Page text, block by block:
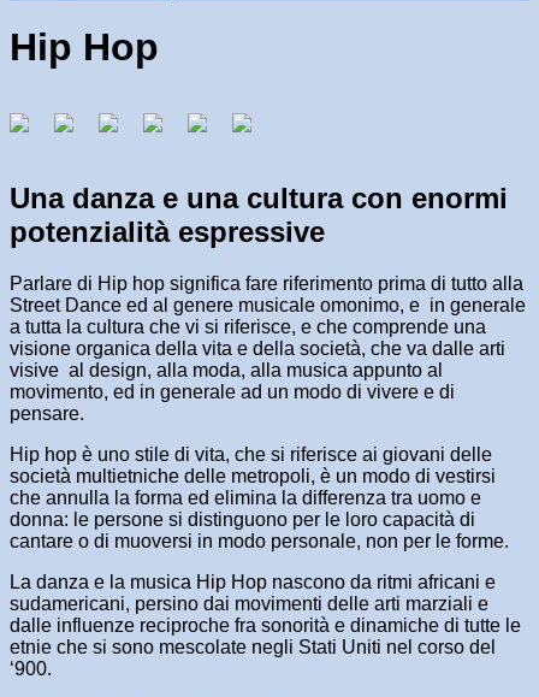
Hip Hop
Una danza e una cultura con enormi
potenzialità espressive
Parlare di Hip hop significa fare riferimento prima di tutto alla
Street Dance ed al genere musicale omonimo, e in generale
a tutta la cultura che vi si riferisce, e che comprende una
visione organica della vita e della società, che va dalle arti
visive al design, alla moda, alla musica appunto al
movimento, ed in generale ad un modo di vivere e di
pensare.
Hip hop è uno stile di vita, che si riferisce ai giovani delle
società multietniche delle metropoli, è un modo di vestirsi
che annulla la forma ed elimina la differenza tra uomo e
donna: le persone si distinguono per le loro capacità di
cantare o di muoversi in modo personale, non per le forme.
La danza e la musica Hip Hop nascono da ritmi africani e
sudamericani, persino dai movimenti delle arti marziali e
dalle influenze reciproche fra sonorità e dinamiche di tutte le
etnie che si sono mescolate negli Stati Uniti nel corso del
‘900.